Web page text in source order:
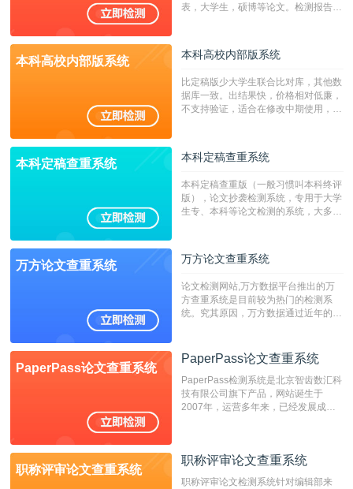
表，大学生，硕博等论文。检测报告支
本科高校内部版系统 本科高校内部版系统
比定稿版少大学生联合比对库，其他数
据库一致。出结果快，价格相对低廉，
不支持验证，适合在修改中期使用，定
本科定稿查重系统 本科定稿查重系统
本科定稿查重版（一般习惯叫本科终评
版），论文抄袭检测系统，专用于大学
生专、本科等论文检测的系统，大多数
万方论文查重系统 万方论文查重系统
论文检测网站,万方数据平台推出的万
方查重系统是目前较为热门的检测系
统。究其原因，万方数据通过近年的发
检测系统，其真实性和权威性无可厚
非。其次，相对于知网而言，万方检测
费用少，上手容易，是学生初次论文查
重的推荐系统。
PaperPass论文查重系统
PaperPass论文查重系统
PaperPass检测系统是北京智齿数汇科
技有限公司旗下产品，网站诞生于
2007年，运营多年来，已经发展成为
检测速度快、精度高，市场反映良好。
职称评审论文查重系统
职称评审论文查重系统
职称评审论文检测系统针对编辑部来